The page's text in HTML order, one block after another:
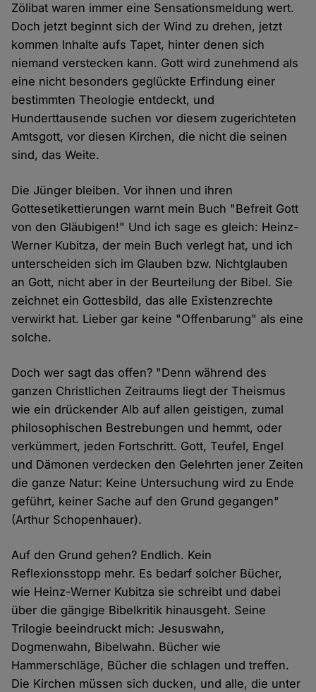
Zölibat waren immer eine Sensationsmeldung wert.
Doch jetzt beginnt sich der Wind zu drehen, jetzt
kommen Inhalte aufs Tapet, hinter denen sich
niemand verstecken kann. Gott wird zunehmend als
eine nicht besonders geglückte Erfindung einer
bestimmten Theologie entdeckt, und
Hunderttausende suchen vor diesem zugerichteten
Amtsgott, vor diesen Kirchen, die nicht die seinen
sind, das Weite.
Die Jünger bleiben. Vor ihnen und ihren
Gottesetikettierungen warnt mein Buch "Befreit Gott
von den Gläubigen!" Und ich sage es gleich: Heinz-
Werner Kubitza, der mein Buch verlegt hat, und ich
unterscheiden sich im Glauben bzw. Nichtglauben
an Gott, nicht aber in der Beurteilung der Bibel. Sie
zeichnet ein Gottesbild, das alle Existenzrechte
verwirkt hat. Lieber gar keine "Offenbarung" als eine
solche.
Doch wer sagt das offen? "Denn während des
ganzen Christlichen Zeitraums liegt der Theismus
wie ein drückender Alb auf allen geistigen, zumal
philosophischen Bestrebungen und hemmt, oder
verkümmert, jeden Fortschritt. Gott, Teufel, Engel
und Dämonen verdecken den Gelehrten jener Zeiten
die ganze Natur: Keine Untersuchung wird zu Ende
geführt, keiner Sache auf den Grund gegangen"
(Arthur Schopenhauer).
Auf den Grund gehen? Endlich. Kein
Reflexionsstopp mehr. Es bedarf solcher Bücher,
wie Heinz-Werner Kubitza sie schreibt und dabei
über die gängige Bibelkritik hinausgeht. Seine
Trilogie beeindruckt mich: Jesuswahn,
Dogmenwahn, Bibelwahn. Bücher wie
Hammerschläge, Bücher die schlagen und treffen.
Die Kirchen müssen sich ducken, und alle, die unter